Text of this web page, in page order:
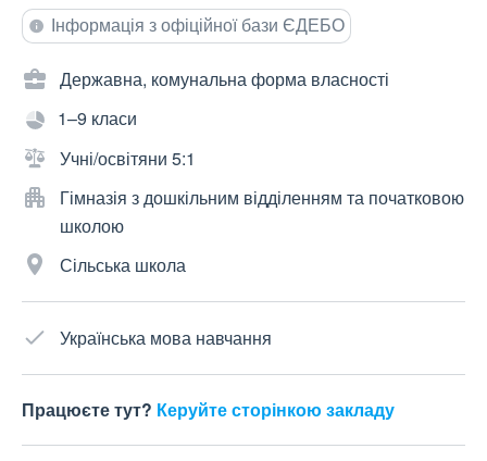
Інформація з офіційної бази ЄДЕБО
Державна, комунальна форма власності
1–9 класи
Учні/освітяни 5:1
Гімназія з дошкільним відділенням та початковою
школою
Сільська школа
Українська мова навчання
Працюєте тут? Керуйте сторінкою закладу